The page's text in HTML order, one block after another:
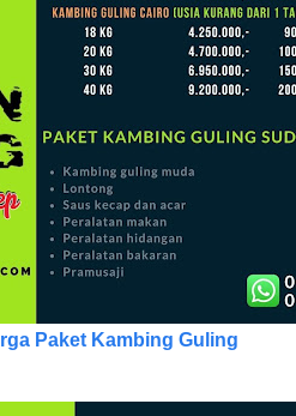
Paket Kambing Guling